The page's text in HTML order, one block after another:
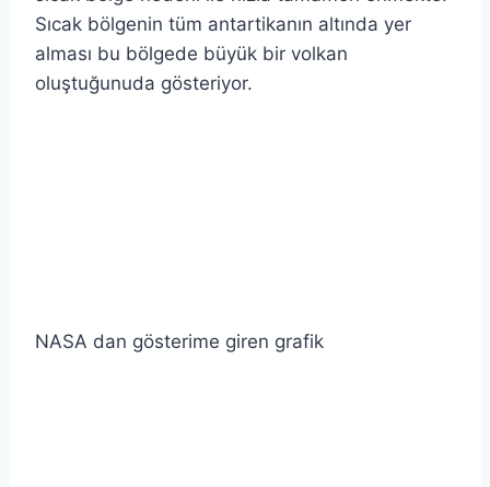
Sıcak bölgenin tüm antartikanın altında yer
alması bu bölgede büyük bir volkan
oluştuğunuda gösteriyor.
NASA dan gösterime giren grafik